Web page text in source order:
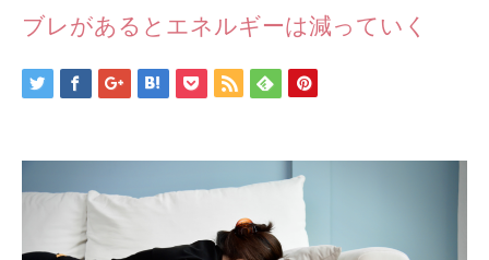
ブレがあるとエネルギーは減っていく